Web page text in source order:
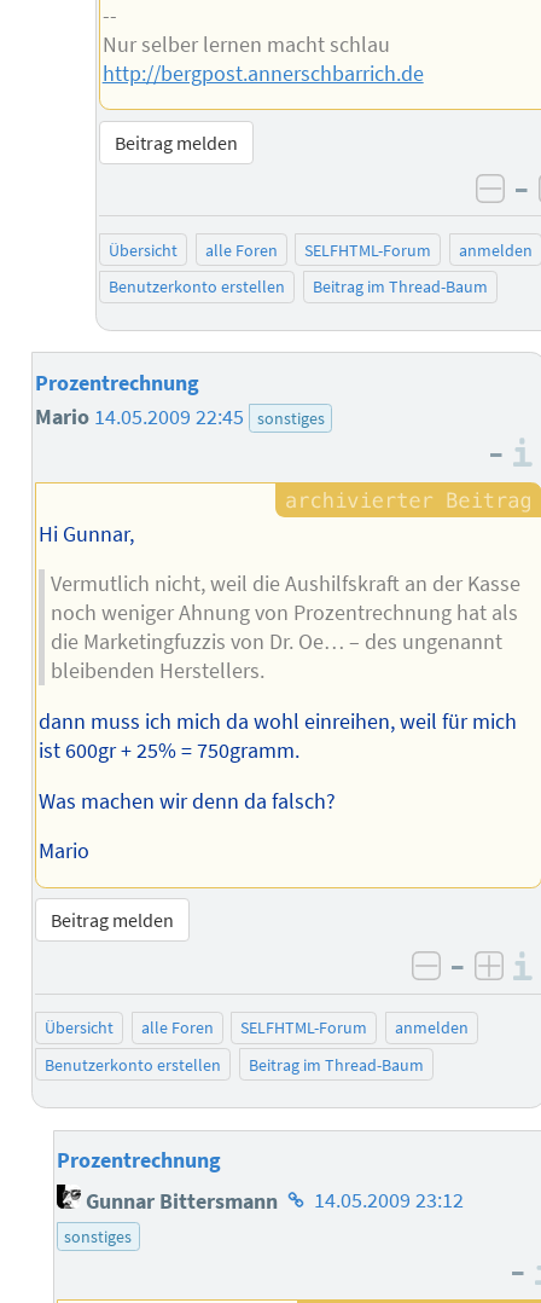
--
Nur selber lernen macht schlau
http://bergpost.annerschbarrich.de
Beitrag melden
–
Übersicht alle Foren SELFHTML-Forum
anmelden
Benutzerkonto erstellen
Beitrag im Thread-Baum
Prozentrechnung
Mario 14.05.2009 22:45 sonstiges
–
Hi Gunnar,
Vermutlich nicht, weil die Aushilfskraft an der Kasse
noch weniger Ahnung von Prozentrechnung hat als
die Marketingfuzzis von Dr. Oe… – des ungenannt
bleibenden Herstellers.
dann muss ich mich da wohl einreihen, weil für mich
ist 600gr + 25% = 750gramm.
Was machen wir denn da falsch?
Mario
Beitrag melden
negativ
–
Übersicht alle Foren SELFHTML-Forum
anmelden
Benutzerkonto erstellen
Beitrag im Thread-Baum
Prozentrechnung
Gunnar Bittersmann Homepage
14.05.2009 23:12
sonstiges
–